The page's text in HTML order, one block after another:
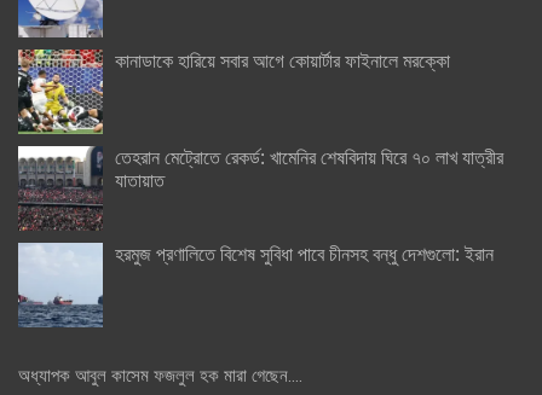
কানাডাকে হারিয়ে সবার আগে কোয়ার্টার ফাইনালে মরক্কো
তেহরান মেট্রোতে রেকর্ড: খামেনির শেষবিদায় ঘিরে ৭০ লাখ যাত্রীর
যাতায়াত
হরমুজ প্রণালিতে বিশেষ সুবিধা পাবে চীনসহ বন্ধু দেশগুলো: ইরান
অধ্যাপক আবুল কাসেম ফজলুল হক মারা গেছেন….